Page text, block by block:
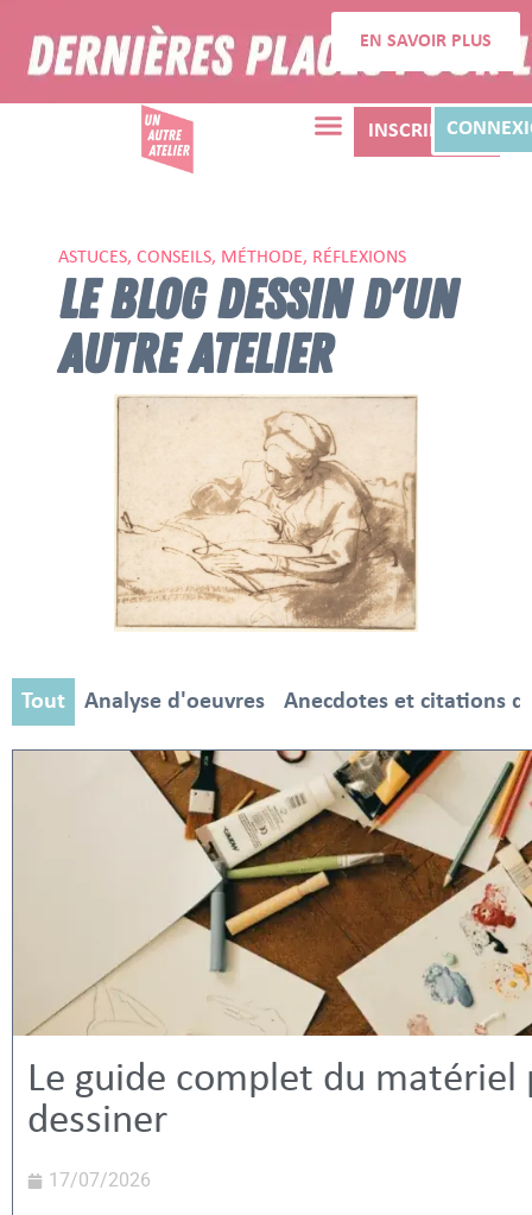
EN SAVOIR PLUS
INSCRIPTION
ASTUCES, CONSEILS, MÉTHODE, RÉFLEXIONS
LE BLOG DESSIN D'UN
AUTRE ATELIER
Analyse d'oeuvres Anecdotes et citations
Tout
Le guide complet du matériel
dessiner
17/07/2026